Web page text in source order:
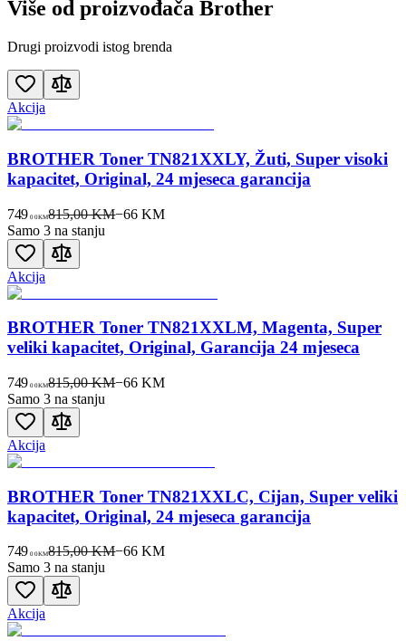
Više od proizvođača Brother
Drugi proizvodi istog brenda
Akcija
BROTHER Toner TN821XXLY, Žuti, Super visoki
kapacitet, Original, 24 mjeseca garancija
749 00KM815,00 KM−66 KM
Samo 3 na stanju
Akcija
BROTHER Toner TN821XXLM, Magenta, Super
veliki kapacitet, Original, Garancija 24 mjeseca
749 00KM815,00 KM−66 KM
Samo 3 na stanju
Akcija
BROTHER Toner TN821XXLC, Cijan, Super veliki
kapacitet, Original, 24 mjeseca garancija
749 00KM815,00 KM−66 KM
Samo 3 na stanju
Akcija